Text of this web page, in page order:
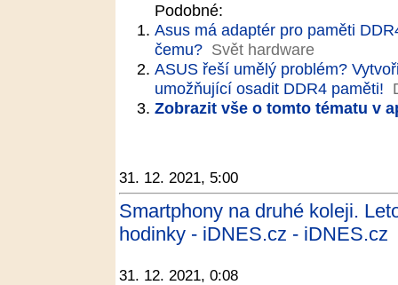
Podobné:
Asus má adaptér pro paměti
čemu? Svět hardware
ASUS řeší umělý problém?
umožňující osadit DDR4 paměti!
Zobrazit vše o tomto tématu v
31. 12. 2021, 5:00
Smartphony na druhé koleji.
hodinky - iDNES.cz - iDNES.cz
31. 12. 2021, 0:08